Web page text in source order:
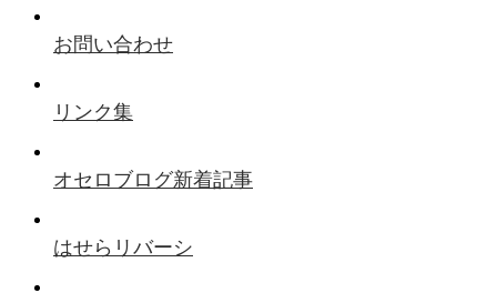
お問い合わせ
リンク集
オセロブログ新着記事
はせらリバーシ